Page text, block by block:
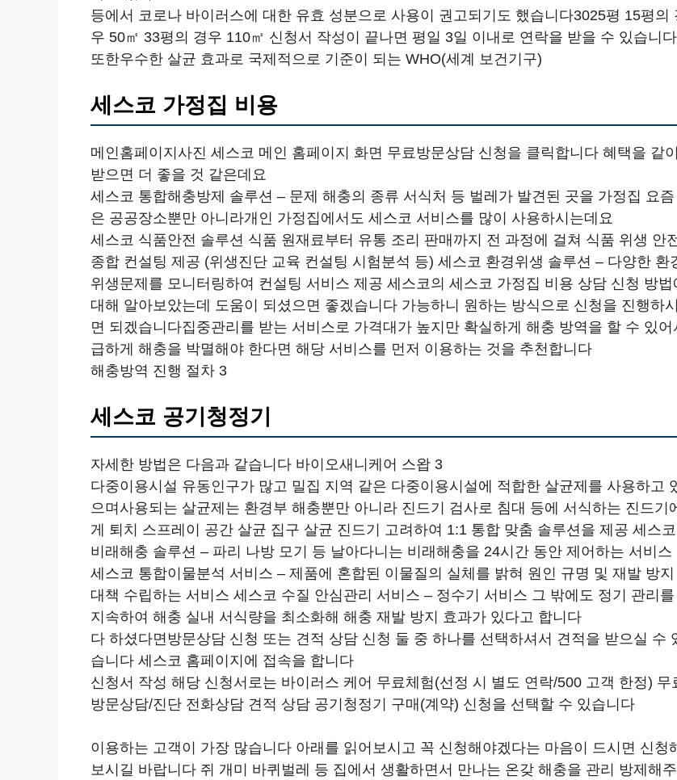
등에서 코로나 바이러스에 대한 유효 성분으로 사용이 권고되기도 했습니다3025평 15평의
우 50㎡ 33평의 경우 110㎡ 신청서 작성이 끝나면 평일 3일 이내로 연락을 받을 수 있습니다
또한우수한 살균 효과로 국제적으로 기준이 되는 WHO(세계 보건기구)
세스코 가정집 비용
메인홈페이지사진 세스코 메인 홈페이지 화면 무료방문상담 신청을 클릭합니다 혜택을 같이
받으면 더 좋을 것 같은데요
세스코 통합해충방제 솔루션 – 문제 해충의 종류 서식처 등 벌레가 발견된 곳을 가정집 요즘
은 공공장소뿐만 아니라개인 가정집에서도 세스코 서비스를 많이 사용하시는데요
세스코 식품안전 솔루션 식품 원재료부터 유통 조리 판매까지 전 과정에 걸쳐 식품 위생 안
종합 컨설팅 제공 (위생진단 교육 컨설팅 시험분석 등) 세스코 환경위생 솔루션 – 다양한 환
위생문제를 모니터링하여 컨설팅 서비스 제공 세스코의 세스코 가정집 비용 상담 신청 방법
대해 알아보았는데 도움이 되셨으면 좋겠습니다 가능하니 원하는 방식으로 신청을 진행하시
면 되겠습니다집중관리를 받는 서비스로 가격대가 높지만 확실하게 해충 방역을 할 수 있어
급하게 해충을 박멸해야 한다면 해당 서비스를 먼저 이용하는 것을 추천합니다
해충방역 진행 절차 3
세스코 공기청정기
자세한 방법은 다음과 같습니다 바이오새니케어 스왑 3
다중이용시설 유동인구가 많고 밀집 지역 같은 다중이용시설에 적합한 살균제를 사용하고
으며사용되는 살균제는 환경부 해충뿐만 아니라 진드기 검사로 침대 등에 서식하는 진드기
게 퇴치 스프레이 공간 살균 집구 살균 진드기 고려하여 1:1 통합 맞춤 솔루션을 제공 세스코
비래해충 솔루션 – 파리 나방 모기 등 날아다니는 비래해충을 24시간 동안 제어하는 서비스
세스코 통합이물분석 서비스 – 제품에 혼합된 이물질의 실체를 밝혀 원인 규명 및 재발 방지
대책 수립하는 서비스 세스코 수질 안심관리 서비스 – 정수기 서비스 그 밖에도 정기 관리를
지속하여 해충 실내 서식량을 최소화해 해충 재발 방지 효과가 있다고 합니다
다 하셨다면방문상담 신청 또는 견적 상담 신청 둘 중 하나를 선택하셔서 견적을 받으실 수
습니다 세스코 홈페이지에 접속을 합니다
신청서 작성 해당 신청서로는 바이러스 케어 무료체험(선정 시 별도 연락/500 고객 한정) 무
방문상담/진단 전화상담 견적 상담 공기청정기 구매(계약) 신청을 선택할 수 있습니다
이용하는 고객이 가장 많습니다 아래를 읽어보시고 꼭 신청해야겠다는 마음이 드시면 신청
보시길 바랍니다 쥐 개미 바퀴벌레 등 집에서 생활하면서 만나는 온갖 해충을 관리 방제해주